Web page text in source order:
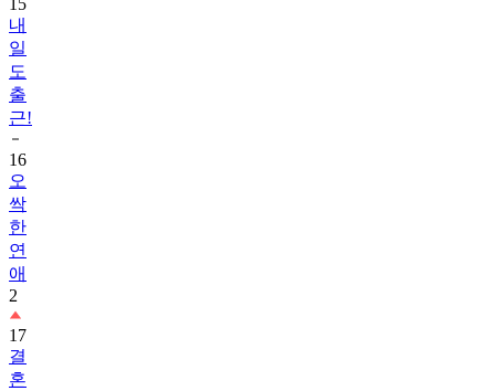
내
일
도
출
근!
16
오
싹
한
연
애
2
17
결
혼